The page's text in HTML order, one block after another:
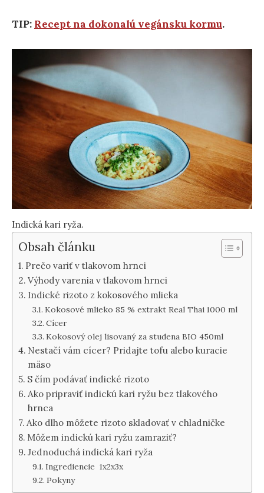
TIP: Recept na dokonalú vegánsku kormu.
Indická kari ryža.
Obsah článku
Prečo variť v tlakovom hrnci
Výhody varenia v tlakovom hrnci
Indické rizoto z kokosového mlieka
Kokosové mlieko 85 % extrakt Real Thai 1000 ml
Cícer
Kokosový olej lisovaný za studena BIO 450ml
Nestačí vám cícer? Pridajte tofu alebo kuracie
mäso
S čím podávať indické rizoto
Ako pripraviť indickú kari ryžu bez tlakového
hrnca
Ako dlho môžete rizoto skladovať v chladničke
Môžem indickú kari ryžu zamraziť?
Jednoduchá indická kari ryža
Ingrediencie 1x2x3x
Pokyny